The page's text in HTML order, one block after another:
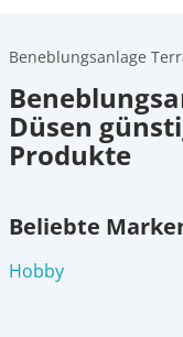
Beneblungsanlage
Düsen
Produkte
Beliebte
Hobby